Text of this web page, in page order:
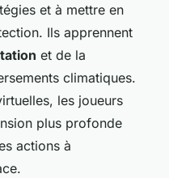
et à mettre en
Ils apprennent
et de la
climatiques.
les joueurs
plus profonde
actions à